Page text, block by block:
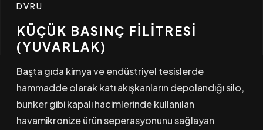
DVRU
KÜÇÜK BASINÇ FİLİTRESİ
(YUVARLAK)
Başta gıda kimya ve endüstriyel tesislerde
hammadde olarak katı akışkanların depolandığı silo,
bunker gibi kapalı hacimlerinde kullanılan
havamikronize ürün seperasyonunu sağlayan